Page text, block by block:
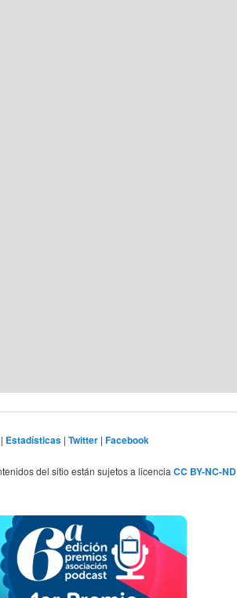
| Estadísticas |Twitter |Facebook
del sitio están sujetos a licenciaCC BY-NC-ND